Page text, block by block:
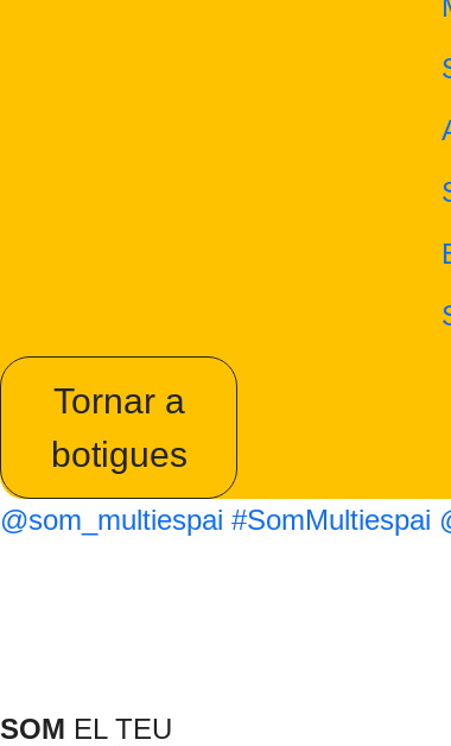
Tornar a
botigues
@som_multiespai #SomMultiespai
SOM EL TEU